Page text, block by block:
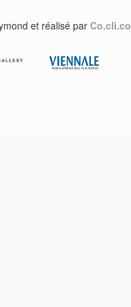
et réalisé par Co.cli.co